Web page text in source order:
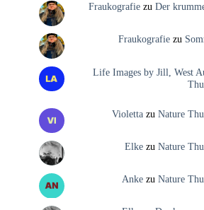
Fraukografiezu Der
Fraukografiezu
Life Images by Jill, West
Violettazu Nature
Elkezu Nature
Ankezu Nature